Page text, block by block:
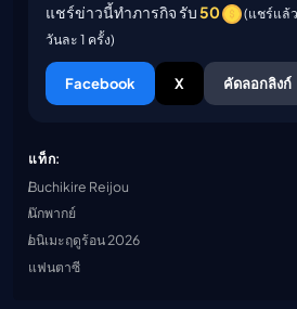
แชร์ข่าวนี้ทำภารกิจ รับ50
(แชร์แล้
วันละ 1 ครั้ง)
Facebook X คัดลอกลิงก์
แท็ก:
Buchikire Reijou
นักพากย์
อนิเมะฤดูร้อน 2026
แฟนตาซี